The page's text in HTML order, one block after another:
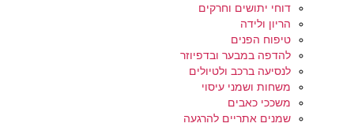
דוחי יתושים וחרקים
הריון ולידה
טיפוח הפנים
להדפה במבער ובדפיוזר
לנסיעה ברכב ולטיולים
משחות ושמני עיסוי
משככי כאבים
שמנים אתריים להרגעה